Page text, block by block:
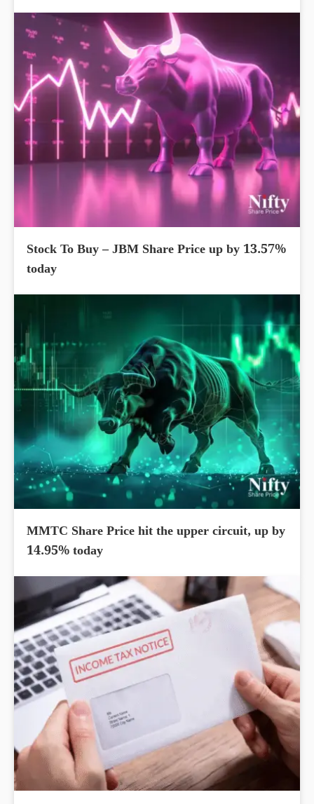
Stock To Buy – JBM Share Price up by 13.57%
today
MMTC Share Price hit the upper circuit, up by
14.95% today